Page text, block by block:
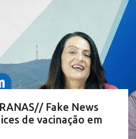
Fake News
de vacinação em